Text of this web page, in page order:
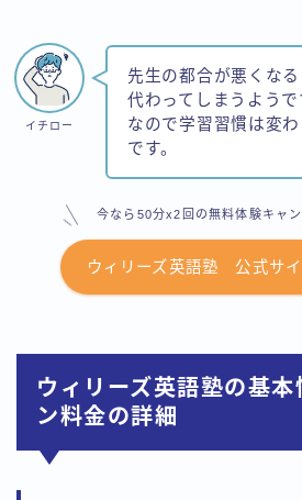
イチロー
先生の都合が悪くな
代わってしまうよう
なので学習習慣は変
です。
今なら50分x2回の無料体験キャン
ウィリーズ英語塾 公式サ
ウィリーズ英語塾の基本
ン料金の詳細